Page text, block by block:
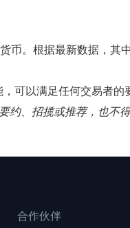
币。根据最新数据，其
可以满足任何交易者的
约、招揽或推荐，也不
合作伙伴